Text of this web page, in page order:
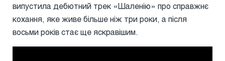
випустила дебютний трек «Шаленію» про справжнє
кохання, яке живе більше ніж три роки, а після
восьми років стає ще яскравішим.